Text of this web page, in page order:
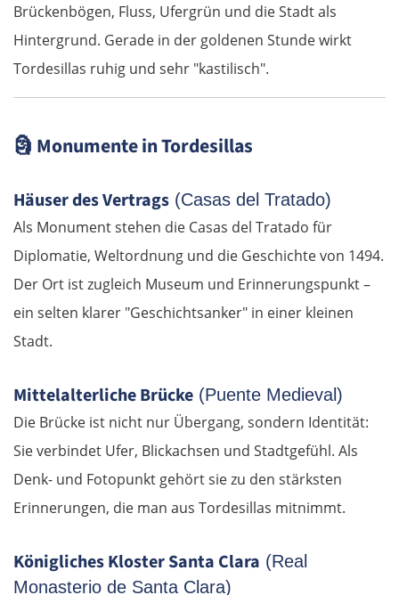
Brückenbögen, Fluss, Ufergrün und die Stadt als
Hintergrund. Gerade in der goldenen Stunde wirkt
Tordesillas ruhig und sehr "kastilisch".
🗿 Monumente in Tordesillas
Häuser des Vertrags (Casas del Tratado)
Als Monument stehen die Casas del Tratado für
Diplomatie, Weltordnung und die Geschichte von 1494.
Der Ort ist zugleich Museum und Erinnerungspunkt –
ein selten klarer "Geschichtsanker" in einer kleinen
Stadt.
Mittelalterliche Brücke (Puente Medieval)
Die Brücke ist nicht nur Übergang, sondern Identität:
Sie verbindet Ufer, Blickachsen und Stadtgefühl. Als
Denk- und Fotopunkt gehört sie zu den stärksten
Erinnerungen, die man aus Tordesillas mitnimmt.
Königliches Kloster Santa Clara (Real
Monasterio de Santa Clara)
Litauen
Panevėžys
Ukmergė
Vilnius
Polen
Łomża
Wyszków
Żyrardów